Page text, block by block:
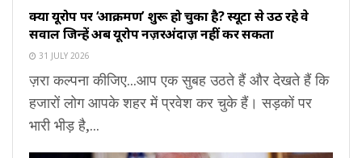
क्या यूरोप पर ‘आक्रमण’ शुरू हो चुका है? स्यूटा से उठ रहे वे
सवाल जिन्हें अब यूरोप नज़रअंदाज़ नहीं कर सकता
31 JULY 2026
ज़रा कल्पना कीजिए...आप एक सुबह उठते हैं और देखते हैं कि
हजारों लोग आपके शहर में प्रवेश कर चुके हैं। सड़कों पर
भारी भीड़ है,...